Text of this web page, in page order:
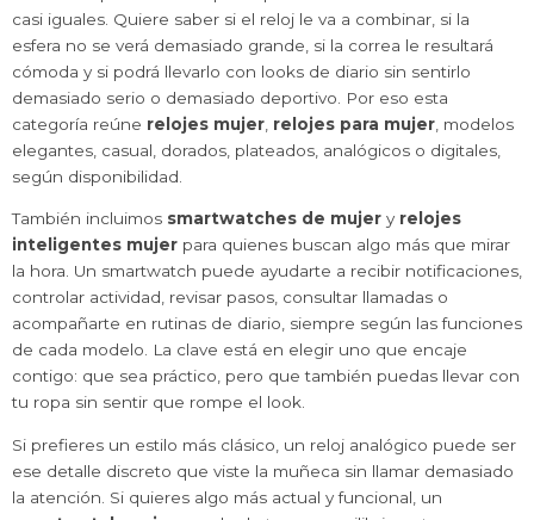
casi iguales. Quiere saber si el reloj le va a combinar, si la
esfera no se verá demasiado grande, si la correa le resultará
cómoda y si podrá llevarlo con looks de diario sin sentirlo
demasiado serio o demasiado deportivo. Por eso esta
categoría reúne relojes mujer relojes para mujer , modelos
elegantes, casual, dorados, plateados, analógicos o digitales,
según disponibilidad.
También incluimos smartwatches de mujer y relojes
inteligentes mujer para quienes buscan algo más que mirar
la hora. Un smartwatch puede ayudarte a recibir notificaciones,
controlar actividad, revisar pasos, consultar llamadas o
acompañarte en rutinas de diario, siempre según las funciones
de cada modelo. La clave está en elegir uno que encaje
contigo: que sea práctico, pero que también puedas llevar con
tu ropa sin sentir que rompe el look.
Si prefieres un estilo más clásico, un reloj analógico puede ser
ese detalle discreto que viste la muñeca sin llamar demasiado
la atención. Si quieres algo más actual y funcional, un